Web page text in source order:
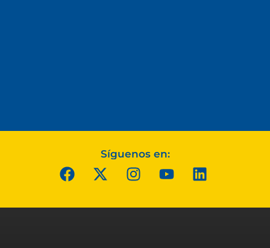
Síguenos en: